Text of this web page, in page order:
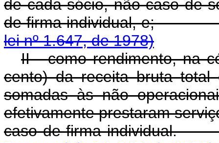
de cada sócio, não caso de
de firma
lei nº 1.647, de 1978)
II - como rendimento, na
cento) da receita bruta total
somadas às não
efetivamente prestaram
caso de firma